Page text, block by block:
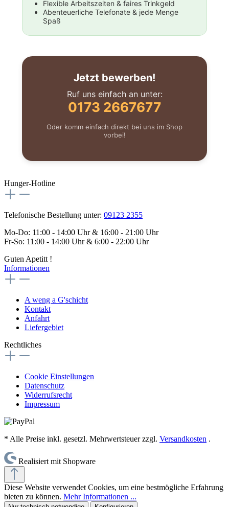
Flexible Arbeitszeiten & faires Trinkgeld
Abenteuerliche Telefonate & jede Menge
Spaß
Jetzt bewerben!
Ruf uns einfach an unter:
0173 2667677
Oder komm einfach direkt bei uns im Shop
vorbei!
Hunger-Hotline
Telefonische Bestellung unter: 09123 2355
Mo-Do: 11:00 - 14:00 Uhr & 16:00 - 21:00 Uhr
Fr-So: 11:00 - 14:00 Uhr & 6:00 - 22:00 Uhr
Guten Apetitt !
Informationen
A weng a G'schicht
Kontakt
Anfahrt
Liefergebiet
Rechtliches
Cookie Einstellungen
Datenschutz
Widerrufsrecht
Impressum
* Alle Preise inkl. gesetzl. Mehrwertsteuer zzgl. Versandkosten .
Realisiert mit Shopware
Diese Website verwendet Cookies, um eine bestmögliche Erfahrung
bieten zu können. Mehr Informationen ...